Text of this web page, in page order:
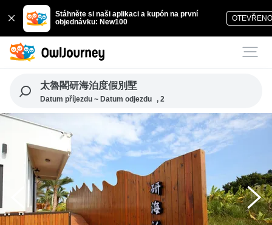
Stáhněte si naši aplikaci a kupón na první
objednávku: New100
太魯閣研海泊度假別墅
Datum příjezdu ~ Datum odjezdu , 2